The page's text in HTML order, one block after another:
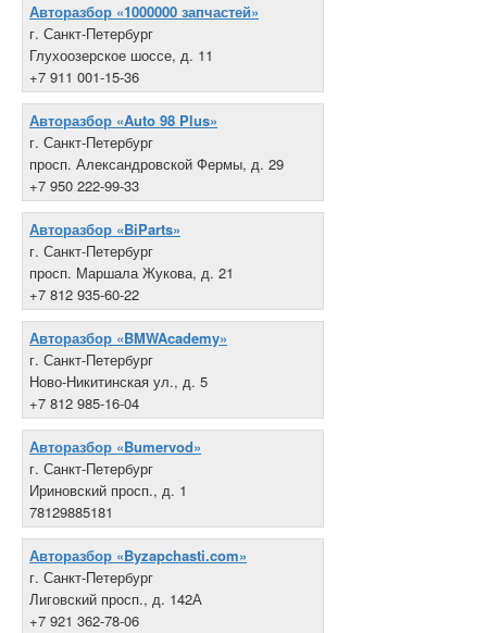
Авторазбор «1000000 запчастей»
г. Санкт-Петербург
Глухоозерское шоссе, д. 11
+7 911 001-15-36
Авторазбор «Auto 98 Plus»
г. Санкт-Петербург
просп. Александровской Фермы, д. 29
+7 950 222-99-33
Авторазбор «BiParts»
г. Санкт-Петербург
просп. Маршала Жукова, д. 21
+7 812 935-60-22
Авторазбор «BMWAcademy»
г. Санкт-Петербург
Ново-Никитинская ул., д. 5
+7 812 985-16-04
Авторазбор «Bumervod»
г. Санкт-Петербург
Ириновский просп., д. 1
78129885181
Авторазбор «Byzapchasti.com»
г. Санкт-Петербург
Лиговский просп., д. 142А
+7 921 362-78-06